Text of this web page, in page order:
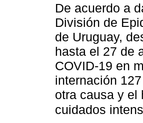
De acuerdo a
División de
de Uruguay,
hasta el 27 de
COVID-19 en
internación
otra causa y el
cuidados